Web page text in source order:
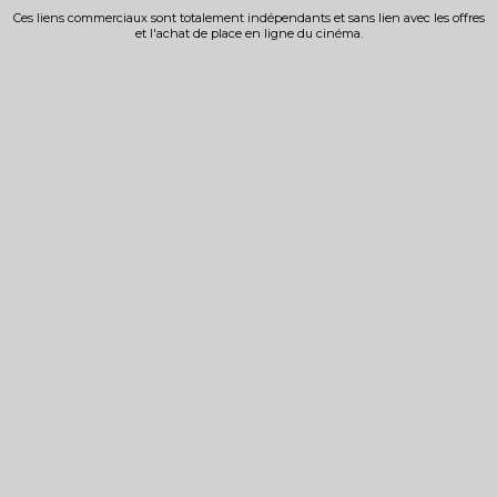
Ces liens commerciaux sont totalement indépendants et sans lien avec les offres
et l'achat de place en ligne du cinéma.